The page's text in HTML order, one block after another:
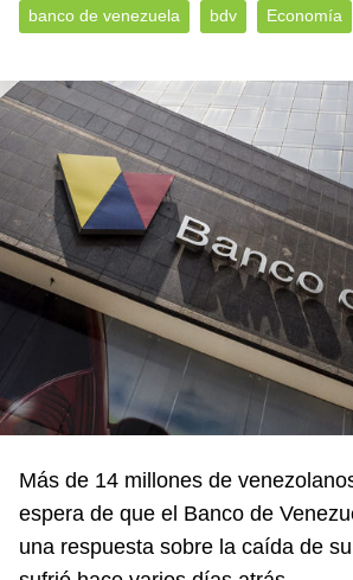
banco de venezuela bdv Economía
Más de 14 millones de
espera de que el Banco de
una respuesta sobre la caída de